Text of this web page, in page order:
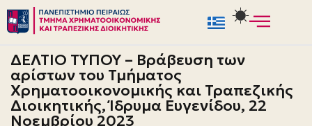
Μεταπηδήστε
στο
περιεχόμενο
ΔΕΛΤΙΟ ΤΥΠΟΥ – Βράβευση των
αρίστων του Τμήματος
Χρηματοοικονομικής και Τραπεζικής
Διοικητικής, Ίδρυμα Ευγενίδου, 22
Νοεμβρίου 2023